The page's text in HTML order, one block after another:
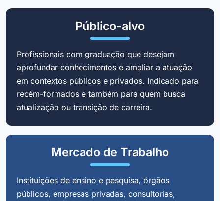
Público-alvo
Profissionais com graduação que desejam
aprofundar conhecimentos e ampliar a atuação
em contextos públicos e privados. Indicado para
recém-formados e também para quem busca
atualização ou transição de carreira.
Mercado de Trabalho
Instituições de ensino e pesquisa, órgãos
públicos, empresas privadas, consultorias,